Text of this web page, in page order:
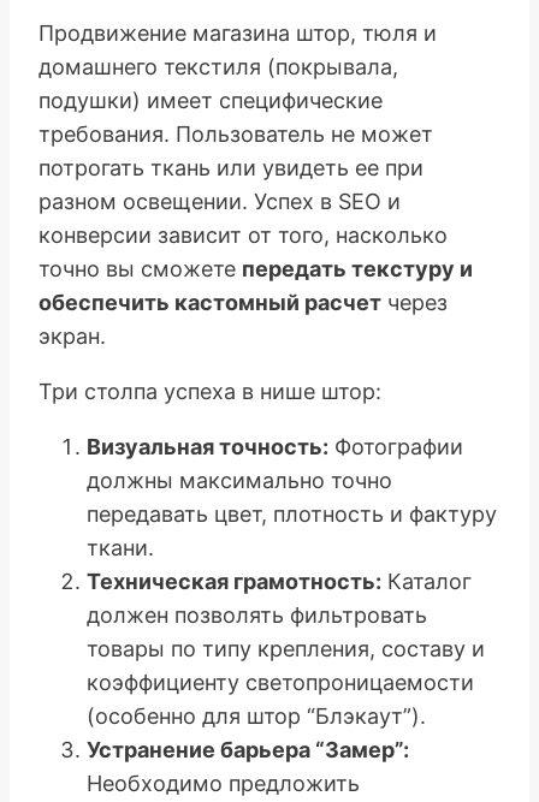
Продвижение магазина штор, тюля и
домашнего текстиля (покрывала,
подушки) имеет специфические
требования. Пользователь не может
потрогать ткань или увидеть ее при
разном освещении. Успех в SEO и
конверсии зависит от того, насколько
точно вы сможете передать текстуру и
обеспечить кастомный расчет через
экран.
Три столпа успеха в нише штор:
Визуальная точность: Фотографии
должны максимально точно
передавать цвет, плотность и фактуру
ткани.
Техническая грамотность: Каталог
должен позволять фильтровать
товары по типу крепления, составу и
коэффициенту светопроницаемости
(особенно для штор “Блэкаут”).
Устранение барьера “Замер”:
Необходимо предложить